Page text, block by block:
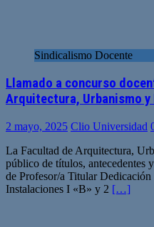
Sindicalismo Docente
Llamado a concurso
Arquitectura, Urbanismo y
2 mayo, 2025 Clio Universidad
La Facultad de Arquitectura,
público de títulos, antecedentes
de Profesor/a Titular
Instalaciones I «B» y 2 […]